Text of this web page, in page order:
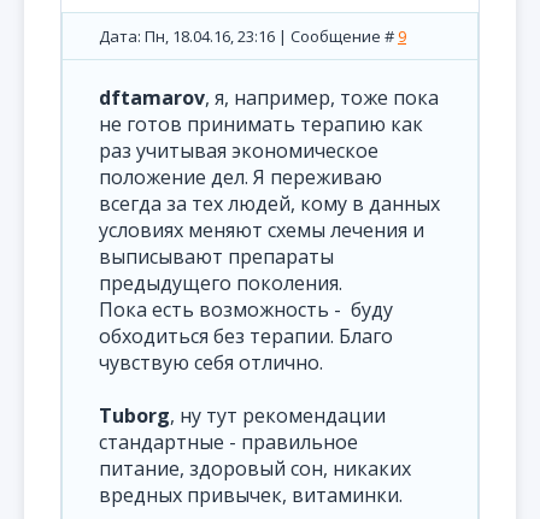
Дата: Пн, 18.04.16, 23:16 | Сообщение #9
dftamarov, я, например, тоже пока
не готов принимать терапию как
раз учитывая экономическое
положение дел. Я переживаю
всегда за тех людей, кому в данных
условиях меняют схемы лечения и
выписывают препараты
предыдущего поколения.
Пока есть возможность - буду
обходиться без терапии. Благо
чувствую себя отлично.
Tuborg, ну тут рекомендации
стандартные - правильное
питание, здоровый сон, никаких
вредных привычек, витаминки.